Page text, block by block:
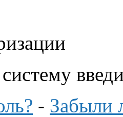
- Забыли